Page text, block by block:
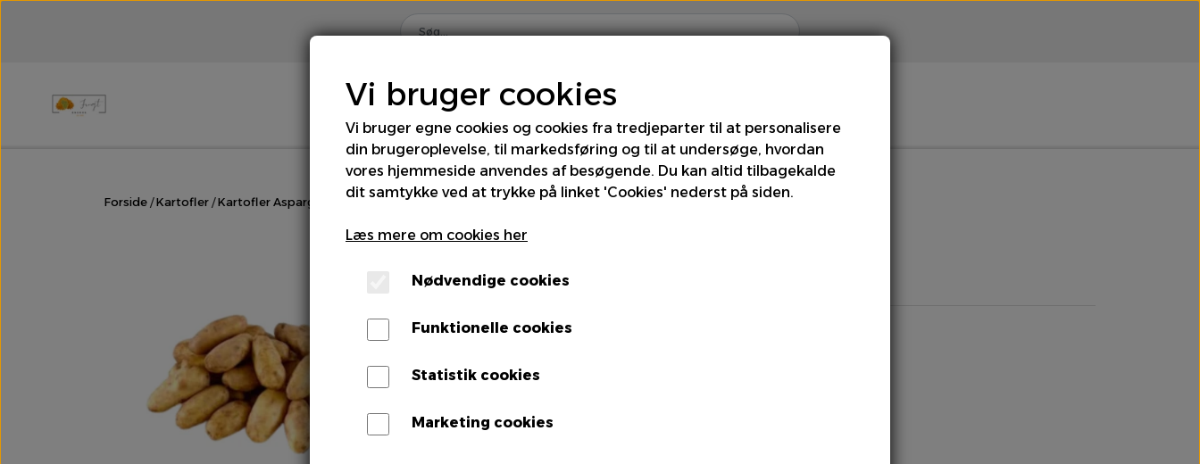
Hjem Shop
Chili & Peber Citrus Div. Grønt Frugt Kartofler Kål Løg Meloner
Rodfrugter & Grovgrønt
Om os
Forside Kartofler Kartofler Asparges
Kartofler Asparges
7kg DK - Ks
Log ind for at se priser
Vi bruger cookies
Vi bruger egne cookies og cookies fra tredjeparter til at personalisere
din brugeroplevelse, til markedsføring og til at undersøge, hvordan
vores hjemmeside anvendes af besøgende. Du kan altid tilbagekalde
dit samtykke ved at trykke på linket 'Cookies' nederst på siden.
Læs mere om cookies her
Nødvendige cookies
Funktionelle cookies
Statistik cookies
Marketing cookies